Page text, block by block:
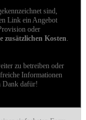
sind,
Link ein Angebot
oder
zusätzlichen Kosten.
zu betreiben oder
Informationen
Dank dafür!